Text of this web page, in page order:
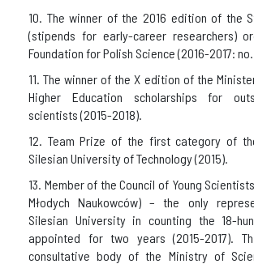
10. The winner of the 2016 edition of the
(stipends for early-career researchers)
Foundation for Polish Science (2016-2017:
11. The winner of the X edition of the
Higher Education scholarships for
scientists (2015-2018).
12. Team Prize of the first category of
Silesian University of Technology (2015).
13. Member of the Council of Young
Młodych Naukowców) – the only
Silesian University in counting the 18-
appointed for two years (2015-2017).
consultative body of the Ministry of